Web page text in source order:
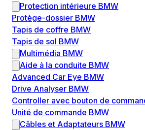
Protection intérieure BMW
Protège-dossier BMW
Tapis de coffre BMW
Tapis de sol BMW
Multimédia BMW
Aide à la conduite BMW
Advanced Car Eye BMW
Drive Analyser BMW
Controller avec bouton de
Unité de commande BMW
Câbles et Adaptateurs BMW